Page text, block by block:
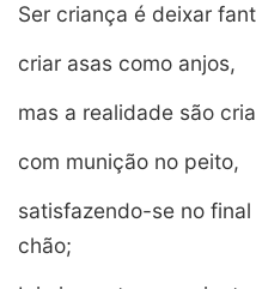
Ser criança é deixar
criar asas como anjos,
mas a realidade são
com munição no peito,
satisfazendo-se no
chão;